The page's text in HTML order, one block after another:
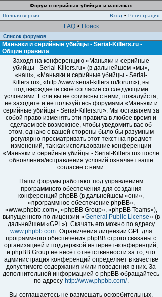
Форум о серийных убийцах и маньяках
Полная версия
Вход • Регистрация
FAQ • Поиск
Список форумов
Маньяки и серийные убийцы - Serial-Killers.ru -
Общие правила
Заходя на конференцию «Маньяки и серийные
убийцы - Serial-Killers.ru» (в дальнейшем «мы»,
«наш», «Маньяки и серийные убийцы - Serial-
Killers.ru», «http://www.serial-killers.ru/forum»), вы
подтверждаете своё согласие со следующими
условиями. Если вы не согласны с ними, пожалуйста,
не заходите и не пользуйтесь форумами «Маньяки и
серийные убийцы - Serial-Killers.ru». Мы оставляем за
собой право изменять эти правила в любое время и
сделаем всё возможное, чтобы уведомить вас об
этом, однако с вашей стороны было бы разумным
регулярно просматривать этот текст на предмет
изменений, так как использование конференции
«Маньяки и серийные убийцы - Serial-Killers.ru» после
обновления/исправления условий означает ваше
согласие с ними.
Наши форумы работают под управлением
программного обеспечения для создания
конференций phpBB (в дальнейшем «они»,
«программное обеспечение phpBB»,
«www.phpbb.com», «phpBB Group», «phpBB Teams»),
выпущенного по лицензии «General Public License» (в
дальнейшем «GPL»). Скачать его можно по адресу
www.phpbb.com. Ограничения лицензии GPL для
программного обеспечения phpBB строго связаны с
организацией и поддержкой интернет-конференций,
и phpBB Group не несёт ответственности за то, что
администрация конференций определяет в качестве
допустимого содержания и/или поведения в них. За
дополнительной информацией о phpBB обращайтесь
по адресу http://www.phpbb.com/.
Вы соглашаетесь не размещать оскорбительных,